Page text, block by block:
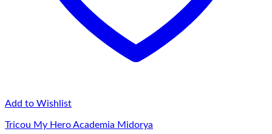
Add to Wishlist
Tricou My Hero Academia Midorya